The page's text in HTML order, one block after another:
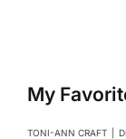
Family
My
TONI-ANN CRAFT